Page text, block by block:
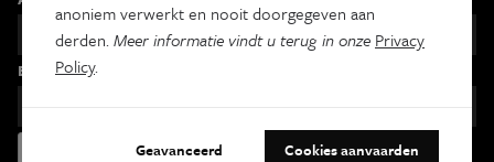
Email
anoniem verwerkt en nooit doorgegeven aan
derden.Meer informatie vindt u terug in onze Privacy
Policy.
Geavanceerd Cookies aanvaarden